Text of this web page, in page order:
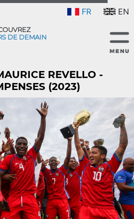
FR EN
DE DEMAIN
REVELLO -
(2023)